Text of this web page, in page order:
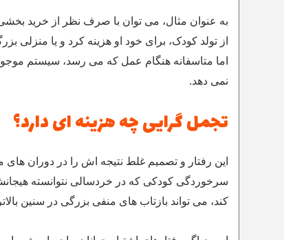
به عنوان مثال، می توان با صرف نظر از خرید بخشی
از تولد کودک، برای خود او هزینه کرد و یا
اما متاسفانه هنگام عمل که می رسد، سیستم موجود
نمی دهد.
تجمل گرایی چه هزینه ای دارد؟
این رفتار و تصمیم غلط نتیجه اش را در دوران
سرخوردگی کودکی که در خردسالی نتوانسته
کند، می تواند بازتاب های منفی بزرگی در سنین